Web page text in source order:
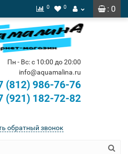
: 0
0 0
Пн - Вс: с 10:00 до 20:00
info@aquamalina.ru
(812) 986-76-76
(921) 182-72-82
обратный звонок